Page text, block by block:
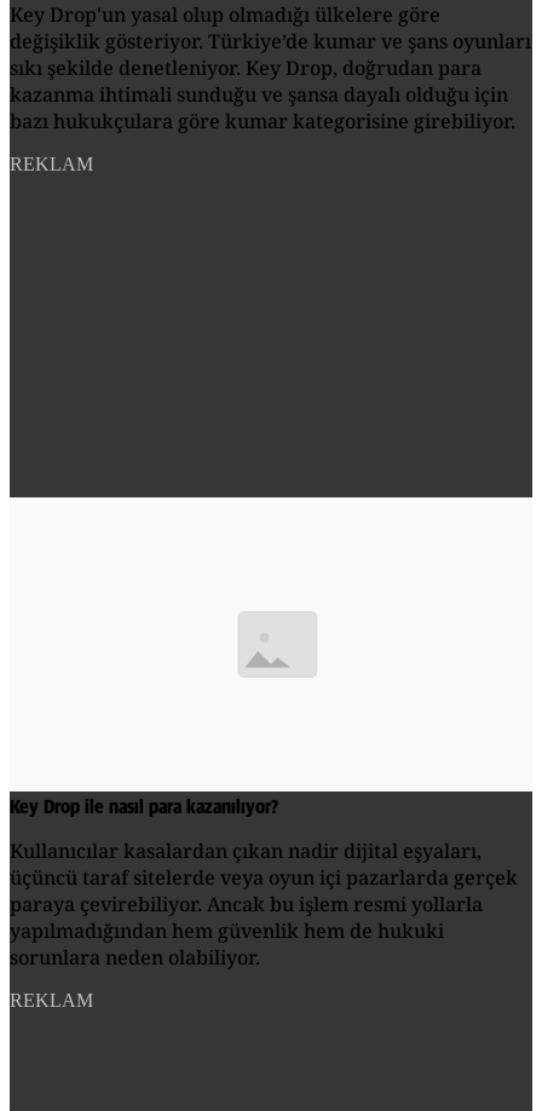
Key Drop'un yasal olup olmadığı ülkelere göre
değişiklik gösteriyor. Türkiye’de kumar ve şans oyunları
sıkı şekilde denetleniyor. Key Drop, doğrudan para
kazanma ihtimali sunduğu ve şansa dayalı olduğu için
bazı hukukçulara göre kumar kategorisine girebiliyor.
REKLAM
Key Drop ile nasıl para kazanılıyor?
Kullanıcılar kasalardan çıkan nadir dijital eşyaları,
üçüncü taraf sitelerde veya oyun içi pazarlarda gerçek
paraya çevirebiliyor. Ancak bu işlem resmi yollarla
yapılmadığından hem güvenlik hem de hukuki
sorunlara neden olabiliyor.
REKLAM